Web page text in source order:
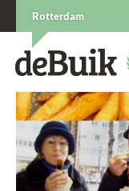
Rotterdam